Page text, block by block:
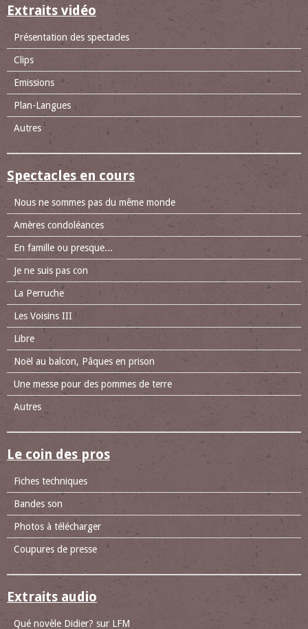
Extraits vidéo
Présentation des spectacles
Clips
Emissions
Plan-Langues
Autres
Spectacles en cours
Nous ne sommes pas du même monde
Amères condoléances
En famille ou presque...
Je ne suis pas con
La Perruche
Les Voisins III
Libre
Noël au balcon, Pâques en prison
Une messe pour des pommes de terre
Autres
Le coin des pros
Fiches techniques
Bandes son
Photos à télécharger
Coupures de presse
Extraits audio
Qué novèle Didier? sur LFM